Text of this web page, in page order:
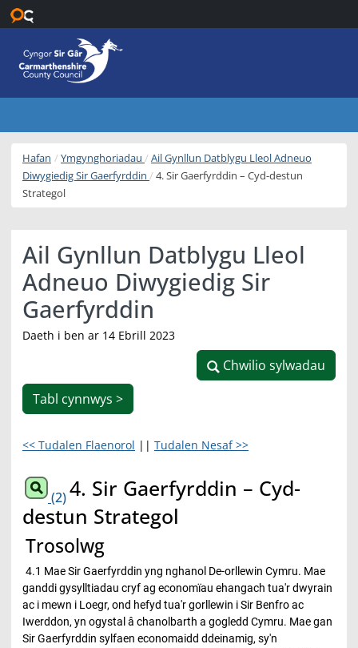
Hafan Ymgynghoriadau
Ail Gynllun Datblygu Lleol Adneuo
Diwygiedig Sir Gaerfyrddin
4. Sir Gaerfyrddin – Cyd-destun
Strategol
Ail Gynllun Datblygu Lleol
Adneuo Diwygiedig Sir
Gaerfyrddin
Daeth i ben ar 14 Ebrill 2023
Chwilio sylwadau
Chwilio sylwadau
Tabl cynnwys >
<< Tudalen Flaenorol || Tudalen Nesaf >>
(2)4. Sir Gaerfyrddin – Cyd-
destun Strategol
Trosolwg
4.1 Mae Sir Gaerfyrddin yng nghanol De-orllewin Cymru. Mae
ganddi gysylltiadau cryf ag economïau ehangach tua'r dwyrain
ac i mewn i Loegr, ond hefyd tua'r gorllewin i Sir Benfro ac
Iwerddon, yn ogystal â chanolbarth a gogledd Cymru. Mae gan
Sir Gaerfyrddin sylfaen economaidd ddeinamig, sy'n